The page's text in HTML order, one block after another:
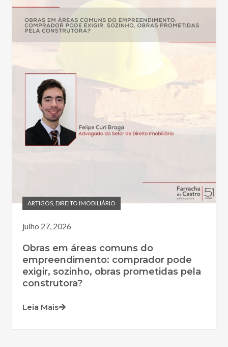
ARTIGOS, DIREITO IMOBILIÁRIO
julho 27, 2026
Obras em áreas comuns do
empreendimento: comprador pode
exigir, sozinho, obras prometidas pela
construtora?
Leia Mais